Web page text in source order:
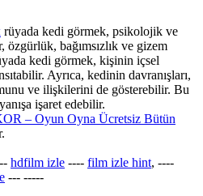
rüyada kedi görmek​, psikolojik ve
özgürlük, bağımsızlık ve gizem
kedi görmek, kişinin içsel
Ayrıca, kedinin davranışları,
ve ilişkilerini de gösterebilir. Bu
işaret edebilir.
– Oyun Oyna Ücretsiz Bütün
hdfilm izle ---- film izle hint, ----
--- -----